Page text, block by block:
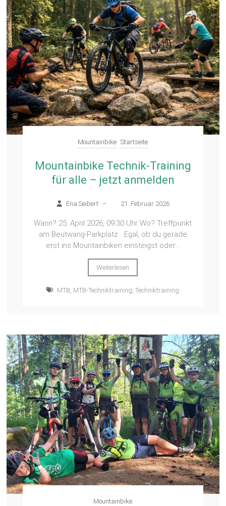
Mountainbike Startseite
Mountainbike Technik-Training
für alle – jetzt anmelden
Ena Seibert – 21. Februar 2026
Wann? 25. April 2026, 09:30 Uhr Wo? Treffpunkt
am Beutwang-Parkplatz Egal, ob du gerade
erst ins Mountainbiken einsteigst oder...
Weiterlesen
MTB MTB-Techniktraining Techniktraining
Mountainbike